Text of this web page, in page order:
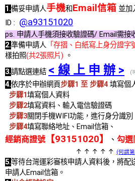
1.備妥申請人手機和Email信箱 並加
ID : @a93151020
ps. 申請人手機須接收驗證碼/ Email需接
2.準備申請人 「存摺、白紙寫上身分證字
樣拍照(共2張照片) 。
3.請點選連結 < 線 上 申 辦 > (
4.依序於申辦網頁步驟1 至 步驟4 填寫個
步驟1填寫個人資料
步驟2填寫資料、輸入電信驗證碼
步驟3關閉手機WIFI功能，進行身分識別
步驟4填寫聯絡地址、Email信箱、
經銷商證號【93151020】 、 勾選
↑ ↑ ↑ ↑ ↑ (何謂
5.等待台灣運彩審核申請人資料後，將配
申請人Email信箱。